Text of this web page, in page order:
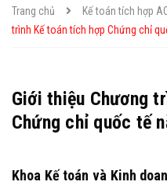
Trang chủ Kế toán tích hợp
trình Kế toán tích hợp Chứng chỉ
Giới thiệu Chương
Chứng chỉ quốc tế
Khoa Kế toán và Kinh